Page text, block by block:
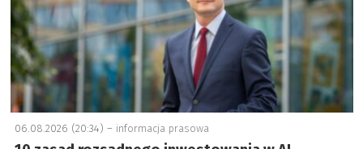
06.08.2026 (20:34) – informacja prasowa